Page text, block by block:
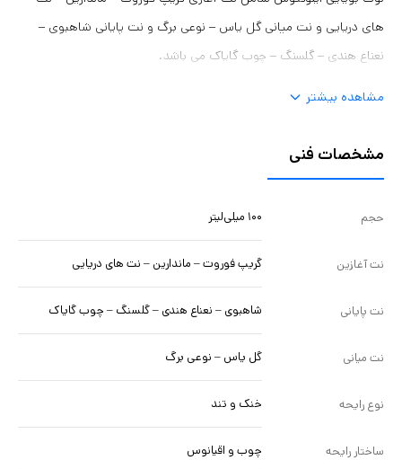
های دریایی و نت میانی گل یاس – نوعی برگ و نت پایانی شاهبوی –
نعناع هندی – گلسنگ – چوب گایاک می باشد.
مشاهده بیشتر
مشخصات فنی
حجم ۱۰۰ میلی‌لیتر
نت آغازین گریپ فوروت – ماندارین – نت های دریایی
نت پایانی شاهبوی – نعناع هندی – گلسنگ – چوب گایاک
نت میانی گل یاس – نوعی برگ
نوع رایحه خنک و تند
ساختار رایحه چوب و اقیانوس